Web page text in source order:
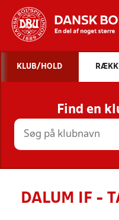
STILLINGER,
KLUB/HOLD
Find en
DALUM IF -